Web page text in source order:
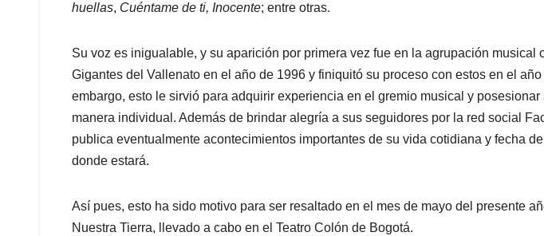
huellas, Cuéntame de ti, Inocente; entre otras.
Su voz es inigualable, y su aparición por primera vez fue en la agrupación musical
Gigantes del Vallenato en el año de 1996 y finiquitó su proceso con estos en el
embargo, esto le sirvió para adquirir experiencia en el gremio musical y posesionar
manera individual. Además de brindar alegría a sus seguidores por la red social
publica eventualmente acontecimientos importantes de su vida cotidiana y fecha
donde estará.
Así pues, esto ha sido motivo para ser resaltado en el mes de mayo del presente
Nuestra Tierra, llevado a cabo en el Teatro Colón de Bogotá.